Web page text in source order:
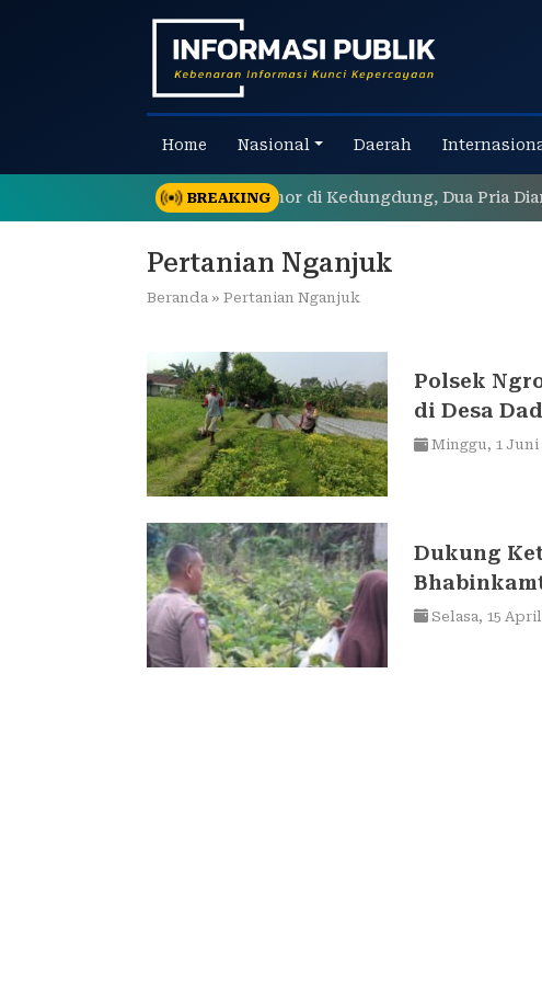
Home Nasional Daerah
BREAKING
Sampang Ungkap Curanmor di Kedungdung, Dua Pria
Pertanian Nganjuk
Beranda » Pertanian Nganjuk
Polsek
di Desa
Minggu, 1 Juni
Dukung
Selasa, 15 April